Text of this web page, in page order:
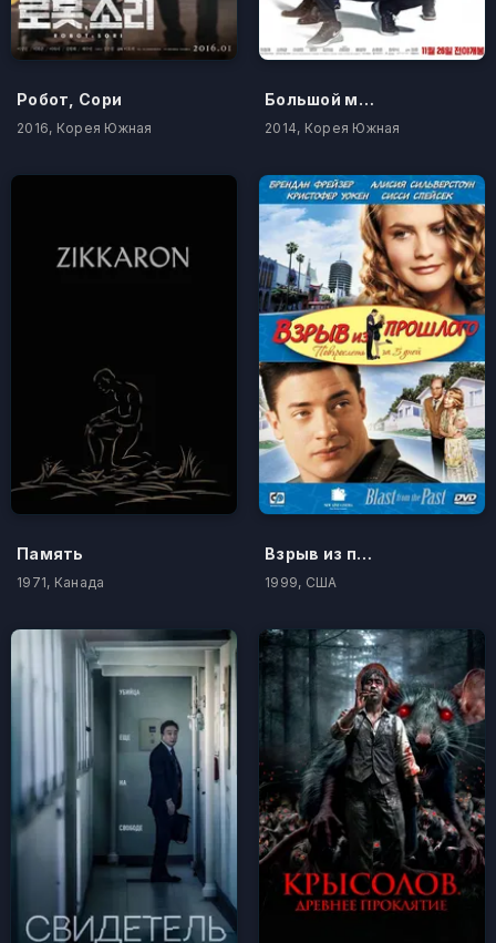
Робот, Сори
2016, Корея Южная
Большой матч
2014, Корея Южная
Память
1971, Канада
Взрыв из прошлого
1999, США